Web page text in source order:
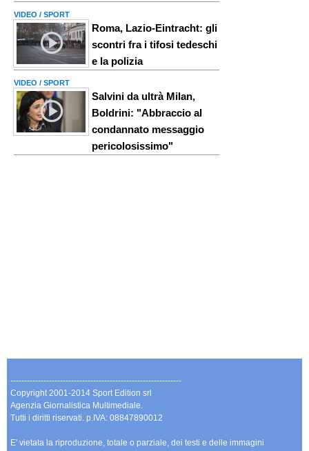
VIDEO / SPORT
Roma, Lazio-Eintracht: gli
scontri fra i tifosi tedeschi
e la polizia
VIDEO / SPORT
Salvini da ultrà Milan,
Boldrini: "Abbraccio al
condannato messaggio
pericolosissimo"
--------------------------------------------------------------
Copyright 2001-2014 Sport Edition srl
Agenzia Giornalistica Multimediale.
Tutti i diritti riservati. p.IVA: 08847890012
E' vietata la riproduzione, totale o parziale, dei testi e delle immagini